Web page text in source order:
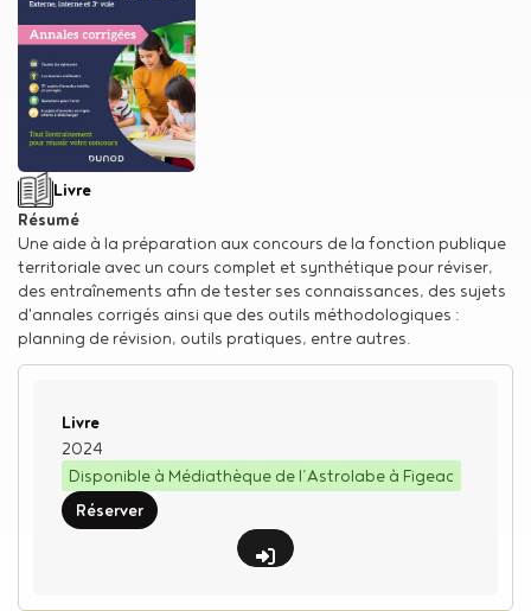
Type de support matériel
Livre
Résumé
Une aide à la préparation aux concours de la fonction publique
territoriale avec un cours complet et synthétique pour réviser,
des entraînements afin de tester ses connaissances, des sujets
d'annales corrigés ainsi que des outils méthodologiques :
planning de révision, outils pratiques, entre autres.
Type de support matériel
Livre
2024
Disponible à Médiathèque de l’Astrolabe à Figeac
Réserver